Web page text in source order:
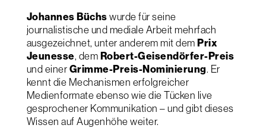
Johannes Büchs wurde für seine
journalistische und mediale Arbeit mehrfach
ausgezeichnet, unter anderem mit demPrix
Jeunesse, dem Robert-Geisendörfer-Preis
und einer Grimme-Preis-Nominierung. Er
kennt die Mechanismen erfolgreicher
Medienformate ebenso wie die Tücken live
gesprochener Kommunikation – und gibt dieses
Wissen auf Augenhöhe weiter.